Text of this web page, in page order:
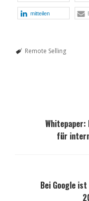
mitteilen
Remote Selling
Whitepaper:
für
Bei Google